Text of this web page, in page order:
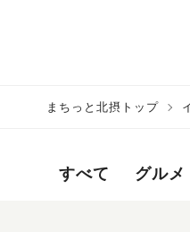
まちっと北摂トップ
すべて グルメ